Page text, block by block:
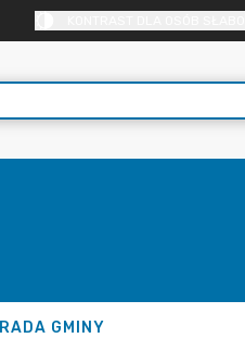
RADA GMINY